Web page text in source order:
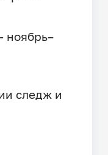
ноябрь–
следж и